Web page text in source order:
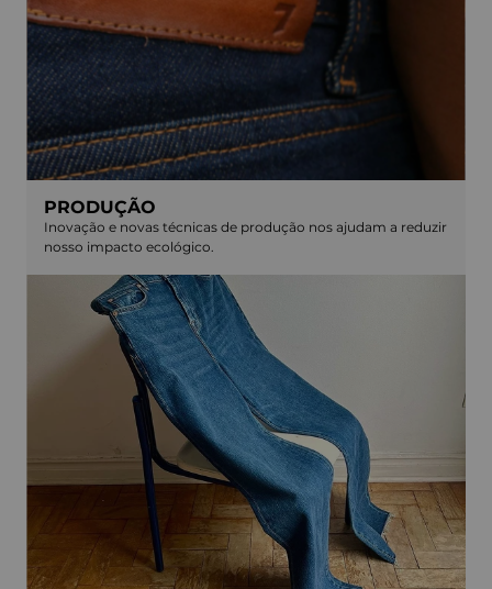
PRODUÇÃO
Inovação e novas técnicas de produção nos ajudam a reduzir
nosso impacto ecológico.